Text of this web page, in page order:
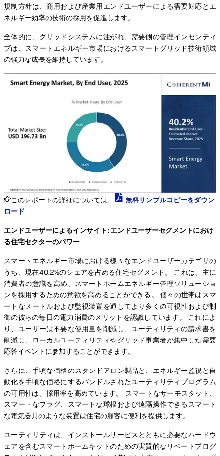
規制方針は、商用および産業用エンドユーザーによる需要対応とエ
ネルギー効率の技術の採用を促進します。
全体的に、グリッドシステムに注がれ、需要側の管理インセンティ
ブは、スマートエネルギー市場におけるスマートグリッド技術領域
の強力な成長を維持しています。
このレポートの詳細については、
無料サンプルコピーをダウン
ロード
エンドユーザーによるインサイト: エンドユーザーセグメントにおけ
る住宅セクターのパワー
スマートエネルギー市場における様々なエンドユーザーカテゴリの
うち、現在40.2%のシェアを占める住宅セグメント。 これは、主に
消費者の意識を高め、スマートホームエネルギー管理ソリューショ
ンを採用するための意欲を高めることができる。 個々の世帯はスマ
ートなメートルおよび監視装置を通してより多くの可視性および制
御の彼らの毎日の電力消費のメリットを認識しています。 これによ
り、ユーザーは不要な使用量を削減し、ユーティリティの請求書を
削減し、ローカルユーティリティやグリッド事業者が集中した需要
応答イベントに参加することができます。
さらに、手頃な価格のスタンドアロン製品と、エネルギー監視と自
動化を手頃な価格にするバンドルされたユーティリティプログラム
の可用性は、採用率を高めています。 スマートなサーモスタット、
スマートなプラグ、スマートな球根および遠隔操作できるスマート
な電気器具のような装置は住宅の顧客に便利を提供します。
ユーティリティは、インストールサービスとともに必要なハードウ
ェアを含むスマートホームキットのための実質的なリベートプログ